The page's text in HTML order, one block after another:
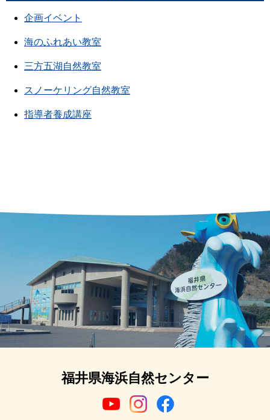
企画イベント
海のふれあい教室
三方五湖自然教室
スノーケリング自然教室
指導者養成講座
福井県海浜自然センター